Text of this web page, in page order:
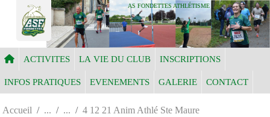
AS FONDETTES ATHLÉTISME
ACTIVITES LA VIE DU CLUB INSCRIPTIONS
INFOS PRATIQUES EVENEMENTS GALERIE CONTACT
Accueil 4 12 21 Anim Athlé Ste Maure
Panneau de gestion des cookies